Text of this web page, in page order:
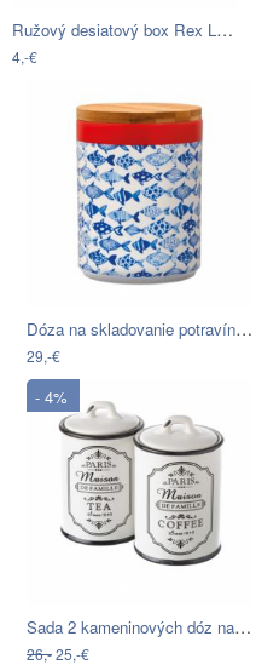
Ružový desiatový box Rex London Cookie…
4,-€
Dóza na skladovanie potravín s…
29,-€
- 4%
Sada 2 kameninových dóz na čaj a kávu…
26,-25,-€